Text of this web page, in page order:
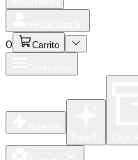
0 Carrito